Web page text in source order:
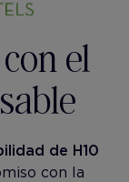
el
de H10
con la